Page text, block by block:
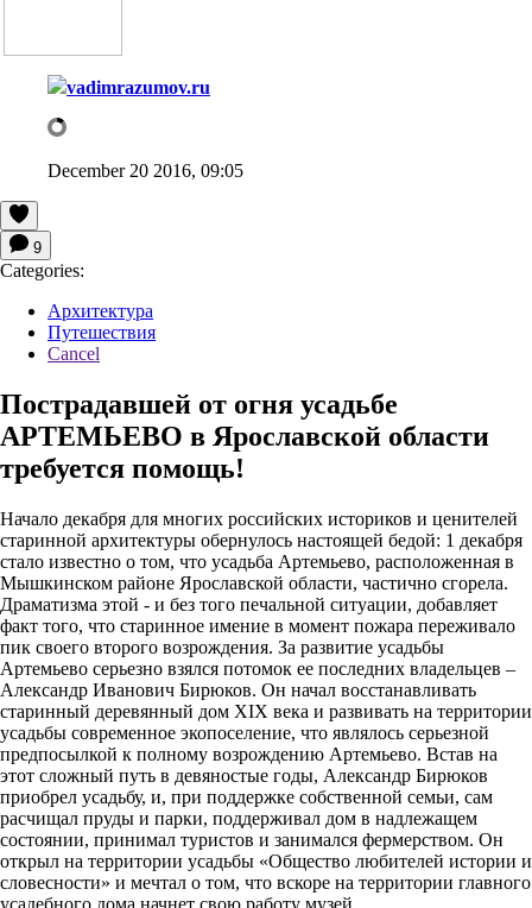
vadimrazumov.ru
December 20 2016, 09:05
9
Categories:
Архитектура
Путешествия
Cancel
Пострадавшей от огня усадьбе
АРТЕМЬЕВО в Ярославской области
требуется помощь!
Начало декабря для многих российских историков и ценителей
старинной архитектуры обернулось настоящей бедой: 1 декабря
стало известно о том, что усадьба Артемьево, расположенная в
Мышкинском районе Ярославской области, частично сгорела.
Драматизма этой - и без того печальной ситуации, добавляет
факт того, что старинное имение в момент пожара переживало
пик своего второго возрождения. За развитие усадьбы
Артемьево серьезно взялся потомок ее последних владельцев –
Александр Иванович Бирюков. Он начал восстанавливать
старинный деревянный дом XIX века и развивать на территории
усадьбы современное экопоселение, что являлось серьезной
предпосылкой к полному возрождению Артемьево. Встав на
этот сложный путь в девяностые годы, Александр Бирюков
приобрел усадьбу, и, при поддержке собственной семьи, сам
расчищал пруды и парки, поддерживал дом в надлежащем
состоянии, принимал туристов и занимался фермерством. Он
открыл на территории усадьбы «Общество любителей истории и
словесности» и мечтал о том, что вскоре на территории главного
усадебного дома начнет свою работу музей.